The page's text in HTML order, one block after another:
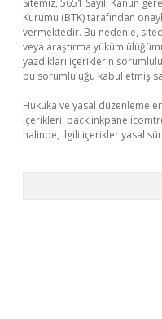
Sitemiz, 5651 Sayılı Kanun
Kurumu (BTK) tarafından
vermektedir. Bu nedenle,
veya araştırma
yazdıkları içeriklerin
bu sorumluluğu kabul etmiş
Hukuka ve yasal
içerikleri,
halinde, ilgili içerikler yasal